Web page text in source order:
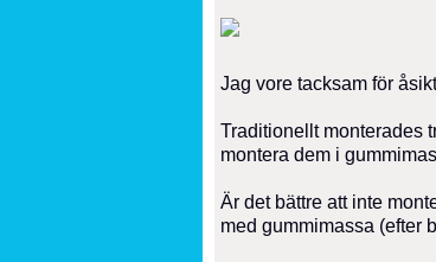
Jag vore tacksam för
Traditionellt monterades
montera dem i
Är det bättre att inte
med gummimassa (efter